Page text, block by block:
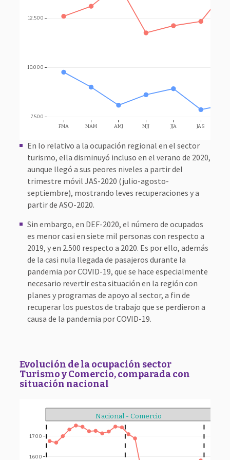
FMA MAM AMJ MJJ JJA JAS
7.500
10.000
12.500
En lo relativo a la ocupación regional en el sector
turismo, ella disminuyó incluso en el verano de 2020,
aunque llegó a sus peores niveles a partir del
trimestre móvil JAS-2020 (julio-agosto-
septiembre), mostrando leves recuperaciones y a
partir de ASO-2020.
Sin embargo, en DEF-2020, el número de ocupados
es menor casi en siete mil personas con respecto a
2019, y en 2.500 respecto a 2020. Es por ello, además
de la casi nula llegada de pasajeros durante la
pandemia por COVID-19, que se hace especialmente
necesario revertir esta situación en la región con
planes y programas de apoyo al sector, a fin de
recuperar los puestos de trabajo que se perdieron a
causa de la pandemia por COVID-19.
Evolución de la ocupación sector
Turismo y Comercio, comparada con
situación nacional
1.600
1.700
Nacional - Comercio